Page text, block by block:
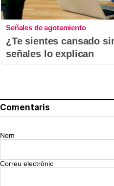
Señales de agotamiento
¿Te sientes cansado
señales lo explican
Comentaris
Nom
Correu electrònic